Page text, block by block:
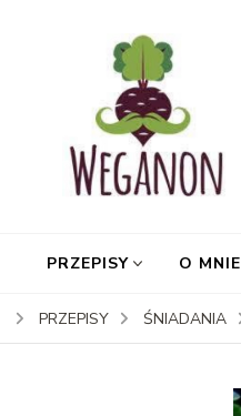
PRZEPISY O MNIE
PRZEPISY ŚNIADANIA